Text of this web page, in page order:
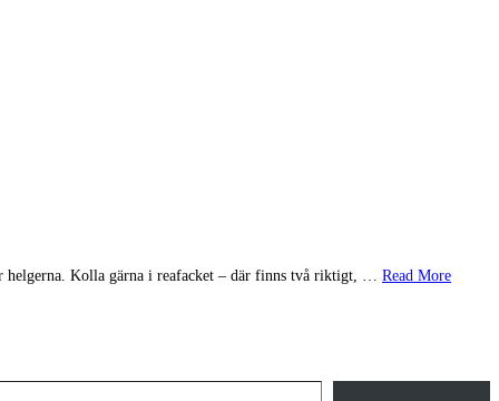
helgerna. Kolla gärna i reafacket – där finns två riktigt, … Read More